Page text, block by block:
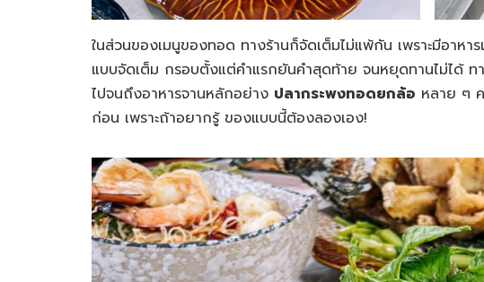
ในส่วนของเมนูของทอด ทางร้านก็จัดเต็มไม่แพ้กัน เพราะมีอาหา
แบบจัดเต็ม กรอบตั้งแต่คำแรกยันคำสุดท้าย จนหยุดทานไม่ได้
ไปจนถึงอาหารจานหลักอย่าง ปลากระพงทอดยกล้อ หลาย ๆ
ก่อน เพราะถ้าอยากรู้ ของแบบนี้ต้องลองเอง!